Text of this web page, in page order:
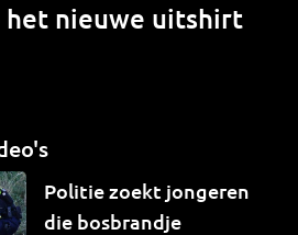
het nieuwe uitshirt
Politie zoekt jongeren
die bosbrandje